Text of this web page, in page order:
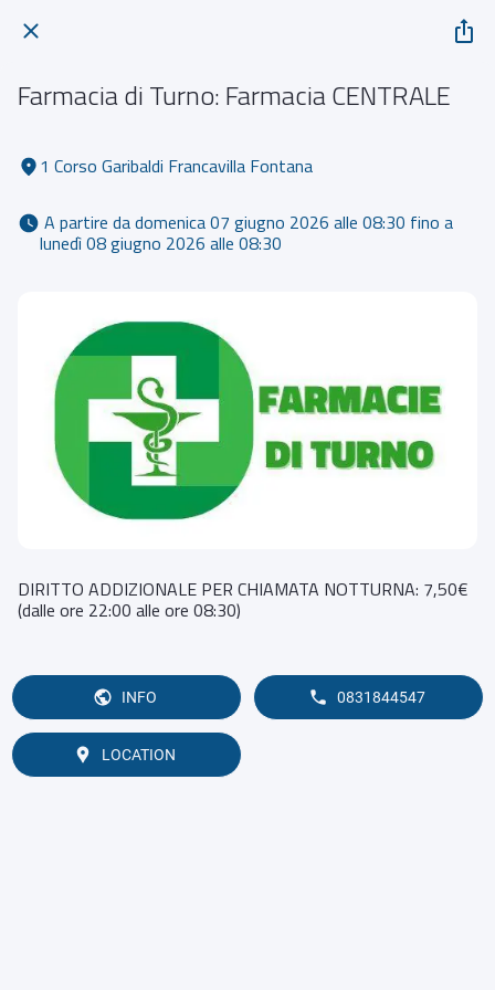
Farmacia di Turno: Farmacia CENTRALE
1 Corso Garibaldi Francavilla Fontana
lunedì 08 giugno 2026 alle 08:30
DIRITTO ADDIZIONALE PER CHIAMATA NOTTURNA: 7,50€
(dalle ore 22:00 alle ore 08:30)
INFO 0831844547
LOCATION